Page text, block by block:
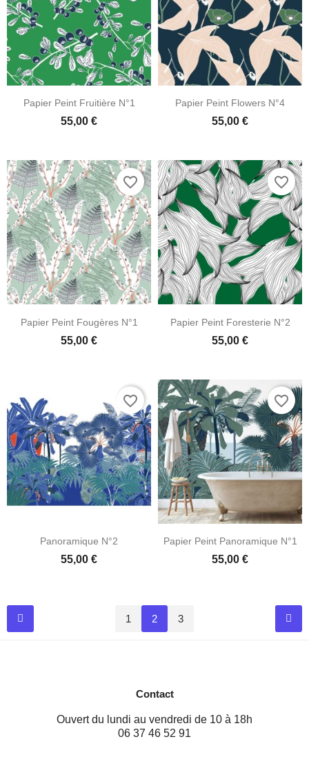
Papier Peint Fruitière N°1
55,00 €
Papier Peint Flowers N°4
55,00 €
Papier Peint Fougères N°1
55,00 €
favorite_border
Papier Peint Foresterie N°2
55,00 €
favorite_border
Panoramique N°2
55,00 €
favorite_border
Papier Peint Panoramique N°1
55,00 €
favorite_border
1 2 3
Contact
Ouvert du lundi au vendredi de 10 à 18h
06 37 46 52 91